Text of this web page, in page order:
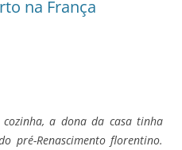
na França
a dona da casa tinha
pré-Renascimento florentino.